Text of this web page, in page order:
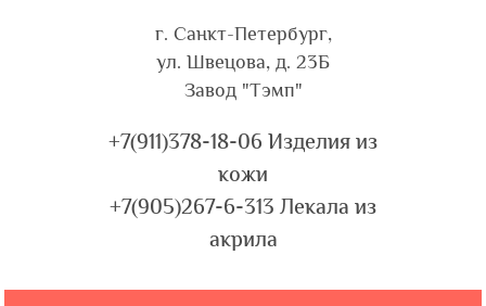
г. Санкт-Петербург,
ул. Швецова, д. 23Б
Завод "Тэмп"
+7(911)378-18-06 Изделия из
кожи
+7(905)267-6-313 Лекала из
акрила